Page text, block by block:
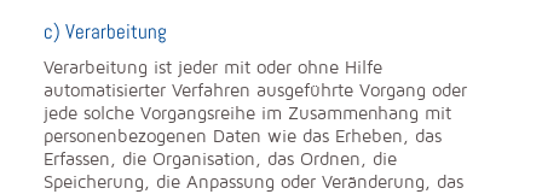
c) Verarbeitung
Verarbeitung ist jeder mit oder ohne Hilfe
automatisierter Verfahren ausgeführte Vorgang oder
jede solche Vorgangsreihe im Zusammenhang mit
personenbezogenen Daten wie das Erheben, das
Erfassen, die Organisation, das Ordnen, die
Speicherung, die Anpassung oder Veränderung, das